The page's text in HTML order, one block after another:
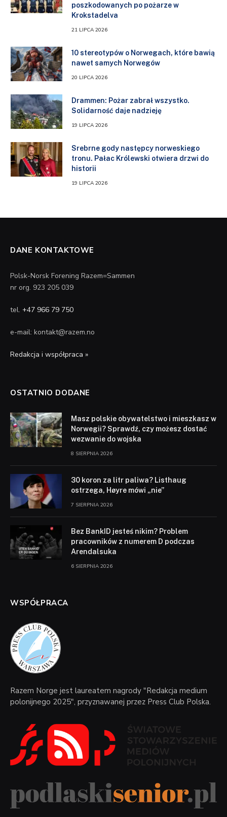
poszkodowanych po pożarze w
Krokstadelva
21 LIPCA 2026
10 stereotypów o Norwegach, które bawią
nawet samych Norwegów
20 LIPCA 2026
Drammen: Pożar zabrał wszystko.
Solidarność daje nadzieję
19 LIPCA 2026
Srebrne gody następcy norweskiego
tronu. Pałac Królewski otwiera drzwi do
historii
19 LIPCA 2026
DANE KONTAKTOWE
Polsk-Norsk Forening Razem=Sammen
nr org. 923 205 039
tel. +47 966 79 750
e-mail: kontakt@razem.no
Redakcja i współpraca »
OSTATNIO DODANE
Masz polskie obywatelstwo i mieszkasz w
Norwegii? Sprawdź, czy możesz dostać
wezwanie do wojska
8 SIERPNIA 2026
30 koron za litr paliwa? Listhaug
ostrzega, Høyre mówi „nie”
7 SIERPNIA 2026
Bez BankID jesteś nikim? Problem
pracowników z numerem D podczas
Arendalsuka
6 SIERPNIA 2026
WSPÓŁPRACA
Razem Norge jest laureatem nagrody "Redakcja medium
polonijnego 2025", przyznawanej przez Press Club Polska.